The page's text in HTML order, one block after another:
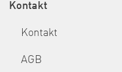
Kontakt
Kontakt
AGB